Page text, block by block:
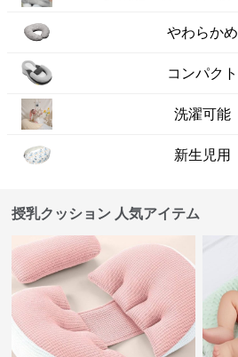
やわらかめ
コンパクト
洗濯可能
新生児用
授乳クッション 人気アイテム